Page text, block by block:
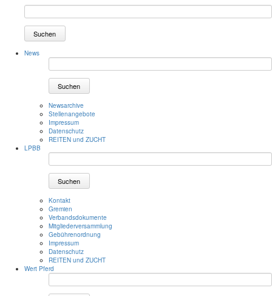
Suchen
News
Suchen
Newsarchive
Stellenangebote
Impressum
Datenschutz
REITEN und ZUCHT
LPBB
Suchen
Kontakt
Gremien
Verbandsdokumente
Mitgliederversammlung
Gebührenordnung
Impressum
Datenschutz
REITEN und ZUCHT
Wert Pferd